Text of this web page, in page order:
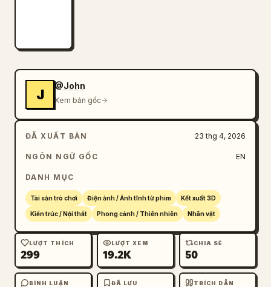
J
@John
Xem bản gốc
ĐÃ XUẤT BẢN 23 thg 4, 2026
NGÔN NGỮ GỐC EN
DANH MỤC
Tài sản trò chơi Điện ảnh / Ảnh tĩnh từ phim Kết xuất 3D
Kiến trúc / Nội thất Phong cảnh / Thiên nhiên Nhân vật
LƯỢT THÍCH
299
LƯỢT XEM
19.2K
CHIA SẺ
50
BÌNH LUẬN ĐÃ LƯU TRÍCH DẪN